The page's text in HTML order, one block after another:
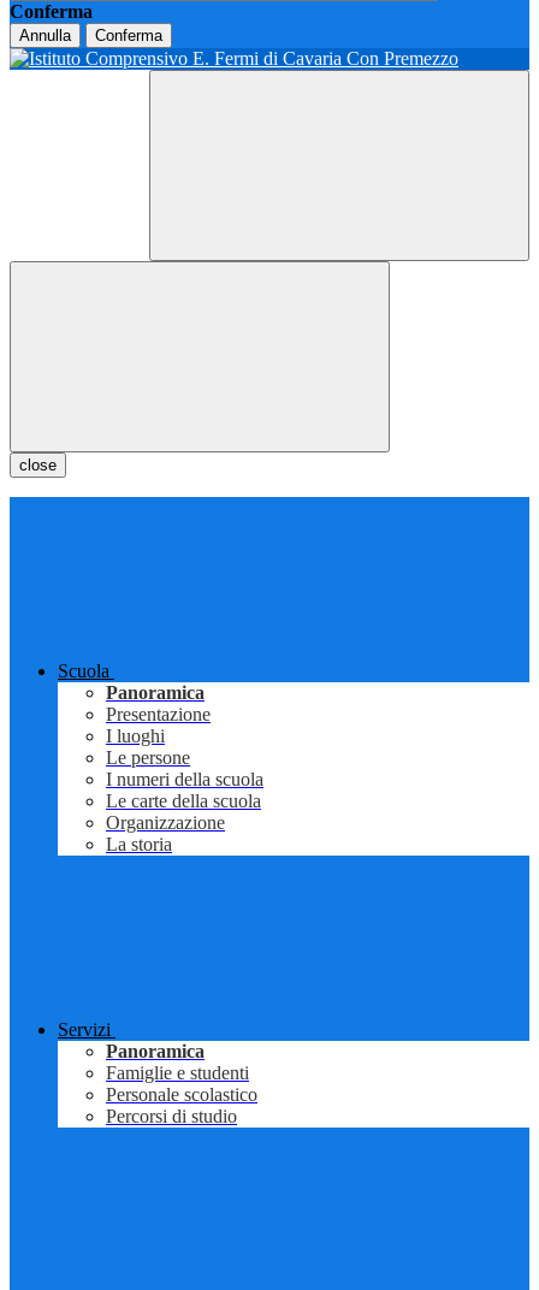
Conferma
Annulla Conferma
close
Scuola
Panoramica
Presentazione
I luoghi
Le persone
I numeri della scuola
Le carte della scuola
Organizzazione
La storia
Servizi
Panoramica
Famiglie e studenti
Personale scolastico
Percorsi di studio